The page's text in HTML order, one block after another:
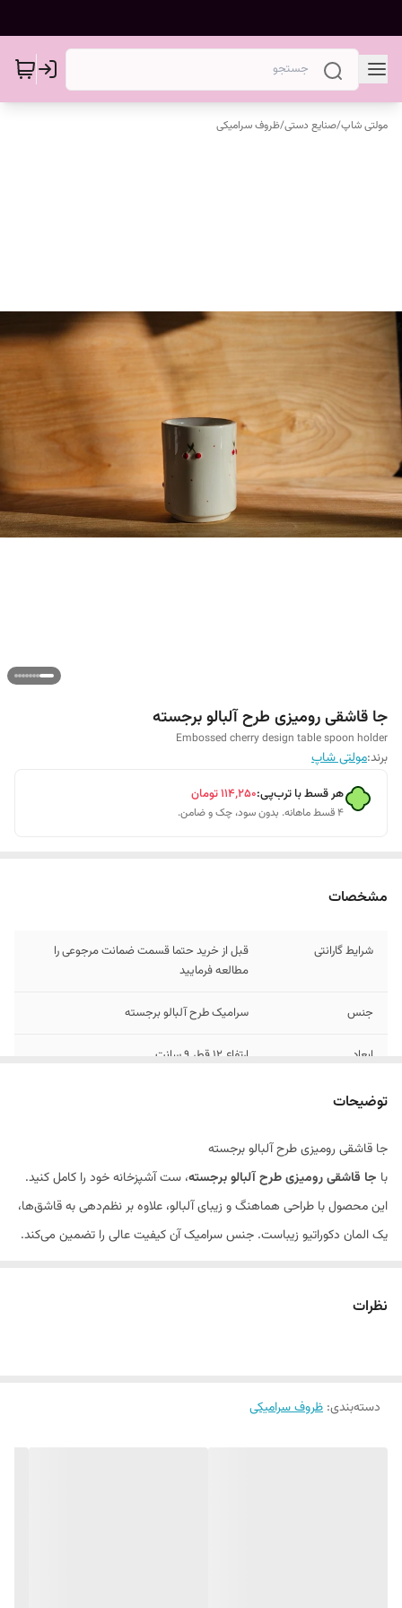
مولتی شاپ/صنایع دستی/ظروف سرامیکی
جا قاشقی رومیزی طرح آلبالو برجسته
Embossed cherry design table spoon holder
برند:مولتی شاپ
هر قسط با ترب‌پی:۱۱۴٬۲۵۰تومان
۴ قسط ماهانه. بدون سود، چک و ضامن.
مشخصات
شرایط گارانتی
قبل از خرید حتما قسمت ضمانت مرجوعی را
مطالعه فرمایید
جنس سرامیک طرح آلبالو برجسته
ابعاد ارتفاع 12 قطر 9 سانت
سوراخ خروج آب
قابل استفاده برای
توضیحات
جا قاشقی رومیزی طرح آلبالو برجسته
با جا قاشقی رومیزی طرح آلبالو برجسته، ست آشپزخانه خود را کامل کنید.
این محصول با طراحی هماهنگ و زیبای آلبالو، علاوه بر نظم‌دهی به قاشق‌ها،
یک المان دکوراتیو زیباست. جنس سرامیک آن کیفیت عالی را تضمین می‌کند.
نظرات
دسته‌بندی: ظروف سرامیکی